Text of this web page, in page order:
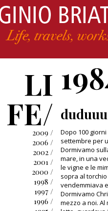
LI
FE/
2009 /
2006 /
2002 /
2001 /
2000 /
1998 /
1997 /
1996 /
Dopo 100
settembre per
Dormivamo
mare, in una
le vigne e le
sopra al
vendemmiava
Dormivamo
mezzo a noi.